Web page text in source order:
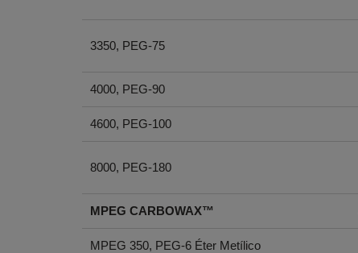
3350, PEG-75
4000, PEG-90
4600, PEG-100
8000, PEG-180
MPEG CARBOWAX™
MPEG 350, PEG-6 Éter Metílico